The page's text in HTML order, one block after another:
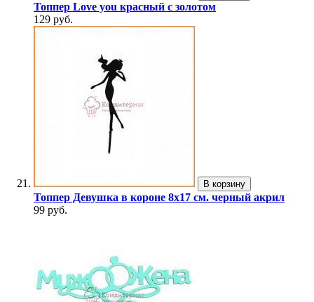
Топпер Love you красный с золотом
129 руб.
В корзину
Топпер Девушка в короне 8х17 см. черный акрил
99 руб.